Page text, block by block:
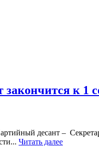
к 1
десант –
Читать далее